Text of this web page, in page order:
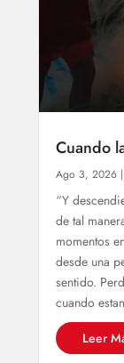
Cuando
Ago 3, 2026|
“Y
de tal
momentos
desde una
sentido.
cuando
Leer